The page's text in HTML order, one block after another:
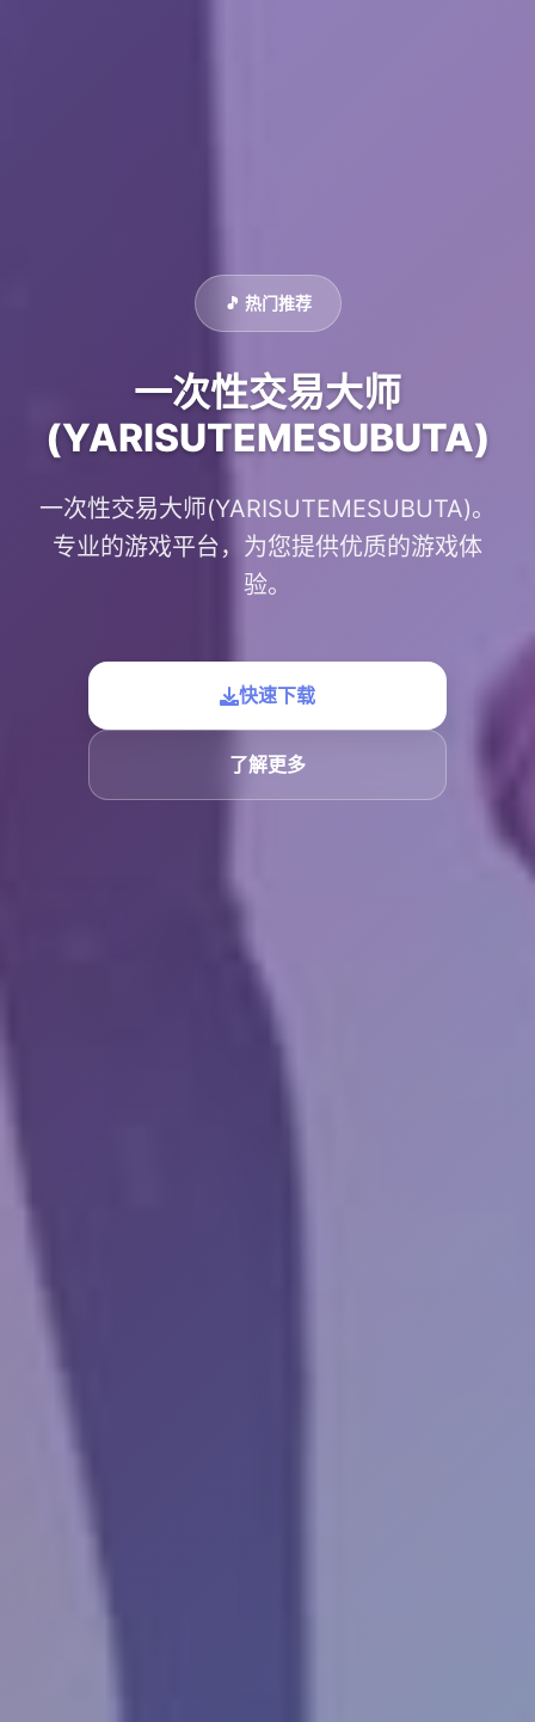
🎵 热门推荐
一次性交易大师
(YARISUTEMESUBUTA)
一次性交易大师(YARISUTEMESUBUTA)。
专业的游戏平台，为您提供优质的游戏体
验。
快速下载
了解更多